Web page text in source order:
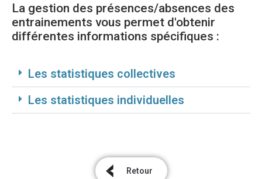
La gestion des présences/absences des
entrainements vous permet d'obtenir
différentes informations spécifiques :
Les statistiques collectives
Les statistiques individuelles
Retour